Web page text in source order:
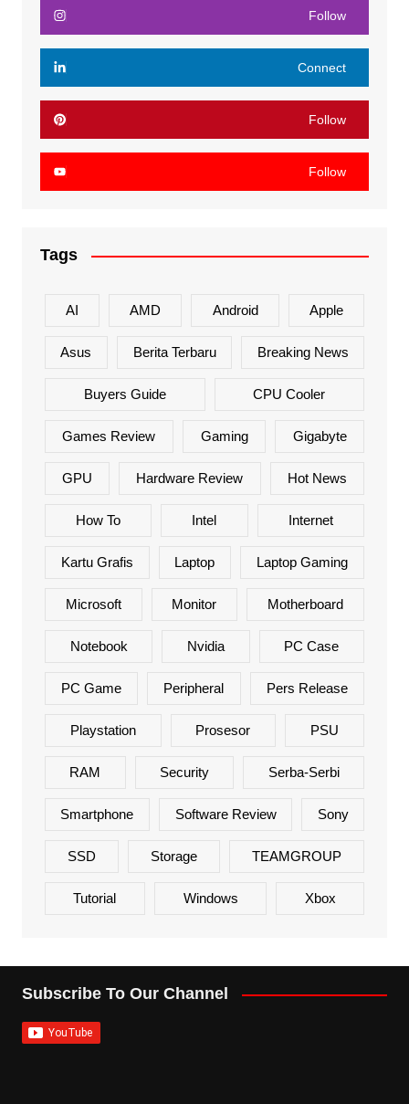
Follow
Connect
Follow
Follow
Tags
AI AMD Android Apple
Asus Berita Terbaru Breaking News
Buyers Guide CPU Cooler
Games Review Gaming Gigabyte
GPU Hardware Review Hot News
How To Intel Internet
Kartu Grafis Laptop Laptop Gaming
Microsoft Monitor Motherboard
Notebook Nvidia PC Case
PC Game Peripheral Pers Release
Playstation Prosesor PSU
RAM Security Serba-Serbi
Smartphone Software Review Sony
SSD Storage TEAMGROUP
Tutorial Windows Xbox
Subscribe To Our Channel